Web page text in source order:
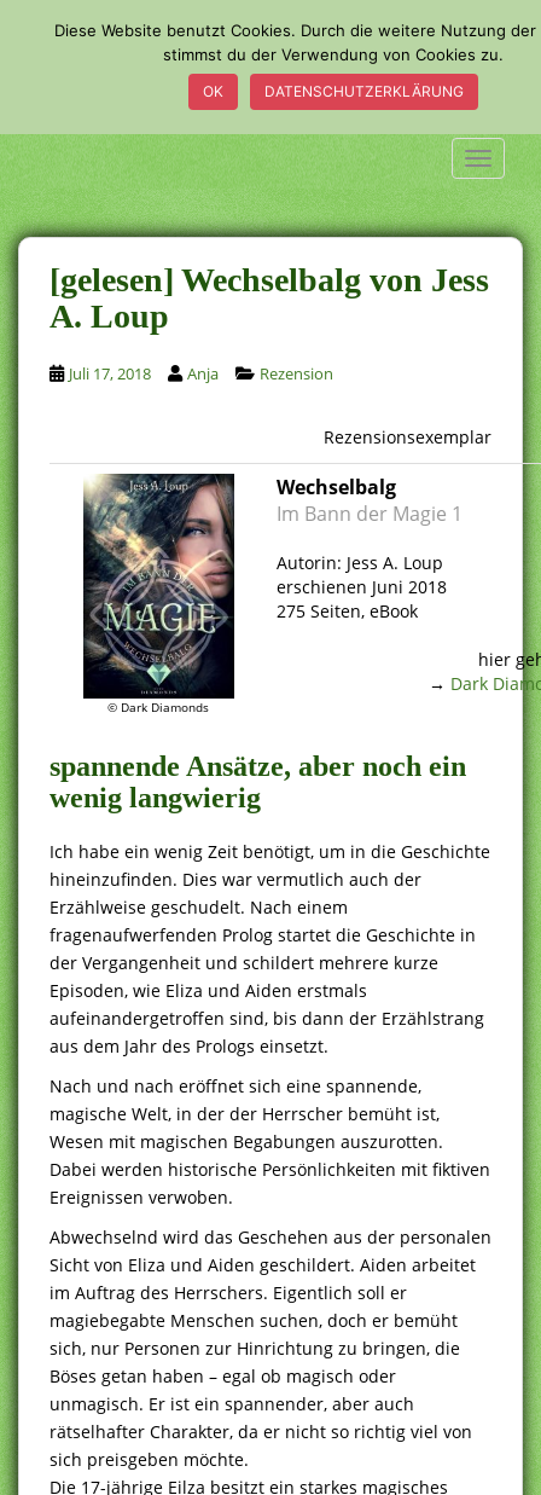
o
m
a
i
n
c
o
n
t
e
n
t
[gelesen] Wechselbalg von Jess
A. Loup
Juli 17, 2018 Anja Rezension
Rezensionsexemplar
© Dark Diamonds
Wechselbalg
Im Bann der Magie 1
Autorin: Jess A. Loup
erschienen Juni 2018
275 Seiten, eBook
hier
→ Dark
spannende Ansätze, aber noch ein
wenig langwierig
Ich habe ein wenig Zeit benötigt, um in die Geschichte
hineinzufinden. Dies war vermutlich auch der
Erzählweise geschudelt. Nach einem
fragenaufwerfenden Prolog startet die Geschichte in
der Vergangenheit und schildert mehrere kurze
Episoden, wie Eliza und Aiden erstmals
aufeinandergetroffen sind, bis dann der Erzählstrang
aus dem Jahr des Prologs einsetzt.
Nach und nach eröffnet sich eine spannende,
magische Welt, in der der Herrscher bemüht ist,
Wesen mit magischen Begabungen auszurotten.
Dabei werden historische Persönlichkeiten mit fiktiven
Ereignissen verwoben.
Abwechselnd wird das Geschehen aus der personalen
Sicht von Eliza und Aiden geschildert. Aiden arbeitet
im Auftrag des Herrschers. Eigentlich soll er
magiebegabte Menschen suchen, doch er bemüht
sich, nur Personen zur Hinrichtung zu bringen, die
Böses getan haben – egal ob magisch oder
unmagisch. Er ist ein spannender, aber auch
rätselhafter Charakter, da er nicht so richtig viel von
sich preisgeben möchte.
Die 17-jährige Eilza besitzt ein starkes magisches
Diese Website benutzt Cookies. Durch die weitere Nutzung der
stimmst du der Verwendung von Cookies zu.
OK DATENSCHUTZERKLÄRUNG